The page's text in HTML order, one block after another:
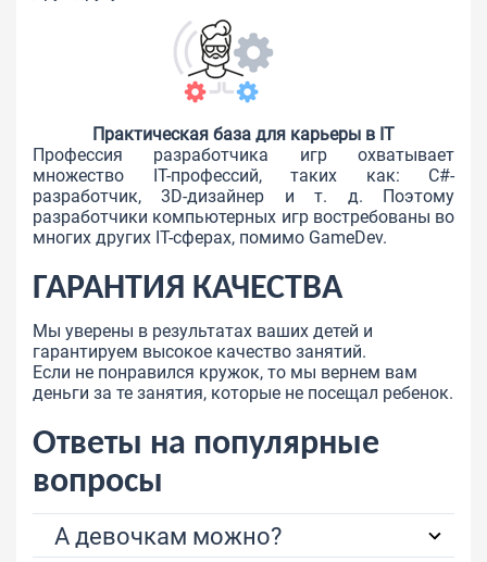
Практическая база для карьеры в IT
Профессия разработчика игр охватывает
множество IT-профессий, таких как: C#-
разработчик, 3D-дизайнер и т. д. Поэтому
разработчики компьютерных игр востребованы во
многих других IT-сферах, помимо GameDev.
ГАРАНТИЯ КАЧЕСТВА
Мы уверены в результатах ваших детей и
гарантируем высокое качество занятий.
Если не понравился кружок, то мы вернем вам
деньги за те занятия, которые не посещал ребенок.
Ответы на популярные
вопросы
А девочкам можно?